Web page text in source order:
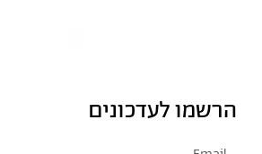
הרשמו לעדכונים